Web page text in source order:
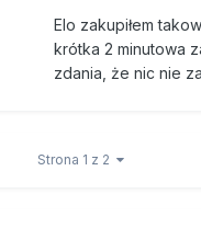
Elo zakupiłem
krótka 2 minutowa
zdania, że nic nie
Strona 1 z 2